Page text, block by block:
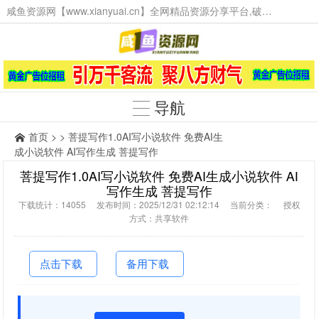
咸鱼资源网【www.xianyuai.cn】全网精品资源分享平台,破解软件,技术源码,火爆项目,工具辅助,这里无所不有。
导航
首页 > > 菩提写作1.0AI写小说软件 免费AI生
成小说软件 AI写作生成 菩提写作
菩提写作1.0AI写小说软件 免费AI生成小说软件 AI
写作生成 菩提写作
下载统计：14055 发布时间：2025/12/31 02:12:14 当前分类： 授权
方式：共享软件
点击下载 备用下载